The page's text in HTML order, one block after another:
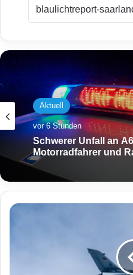
Aktuell
vor 6 Stunden
Schwerer Unfall an
Motorradfahrer und
S